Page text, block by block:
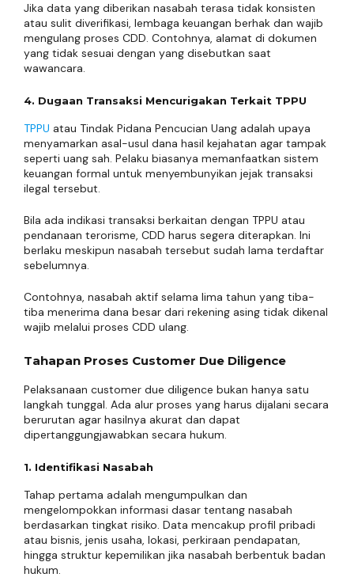
Jika data yang diberikan nasabah terasa tidak konsisten
atau sulit diverifikasi, lembaga keuangan berhak dan wajib
mengulang proses CDD. Contohnya, alamat di dokumen
yang tidak sesuai dengan yang disebutkan saat
wawancara.
4. Dugaan Transaksi Mencurigakan Terkait TPPU
TPPU atau Tindak Pidana Pencucian Uang adalah upaya
menyamarkan asal-usul dana hasil kejahatan agar tampak
seperti uang sah. Pelaku biasanya memanfaatkan sistem
keuangan formal untuk menyembunyikan jejak transaksi
ilegal tersebut.
Bila ada indikasi transaksi berkaitan dengan TPPU atau
pendanaan terorisme, CDD harus segera diterapkan. Ini
berlaku meskipun nasabah tersebut sudah lama terdaftar
sebelumnya.
Contohnya, nasabah aktif selama lima tahun yang tiba-
tiba menerima dana besar dari rekening asing tidak dikenal
wajib melalui proses CDD ulang.
Tahapan Proses Customer Due Diligence
Pelaksanaan customer due diligence bukan hanya satu
langkah tunggal. Ada alur proses yang harus dijalani secara
berurutan agar hasilnya akurat dan dapat
dipertanggungjawabkan secara hukum.
1. Identifikasi Nasabah
Tahap pertama adalah mengumpulkan dan
mengelompokkan informasi dasar tentang nasabah
berdasarkan tingkat risiko. Data mencakup profil pribadi
atau bisnis, jenis usaha, lokasi, perkiraan pendapatan,
hingga struktur kepemilikan jika nasabah berbentuk badan
hukum.